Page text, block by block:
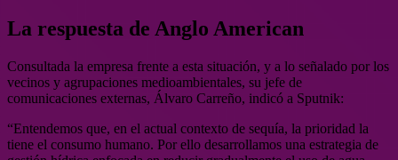
La respuesta de Anglo American
Consultada la empresa frente a esta situación, y a lo señalado por los
vecinos y agrupaciones medioambientales, su jefe de
comunicaciones externas, Álvaro Carreño, indicó a Sputnik:
“Entendemos que, en el actual contexto de sequía, la prioridad la
tiene el consumo humano. Por ello desarrollamos una estrategia de